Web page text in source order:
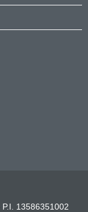
13586351002